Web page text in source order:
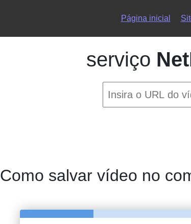
Página inicial
serviço
Como salvar vídeo no